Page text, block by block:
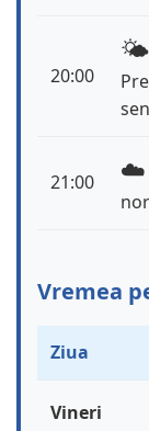
20:00
🌤️
21:00 ☁️
Vremea
Ziua
Vineri